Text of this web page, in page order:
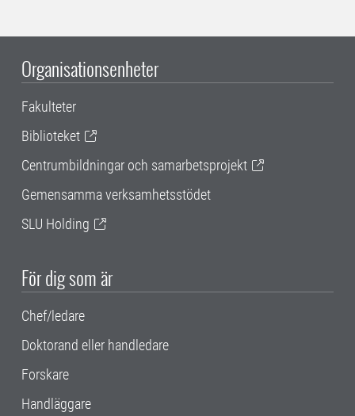
Organisationsenheter
Fakulteter
Biblioteket
Centrumbildningar och samarbetsprojekt
Gemensamma verksamhetsstödet
SLU Holding
För dig som är
Chef/ledare
Doktorand eller handledare
Forskare
Handläggare